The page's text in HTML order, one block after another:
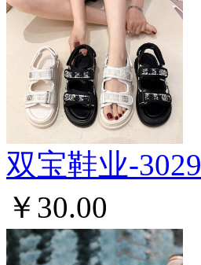
双宝鞋业-3029
￥30.00